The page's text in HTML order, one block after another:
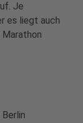
Je
es liegt auch
Marathon